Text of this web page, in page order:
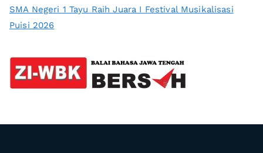
SMA Negeri 1 Tayu Raih Juara I Festival Musikalisasi
Puisi 2026